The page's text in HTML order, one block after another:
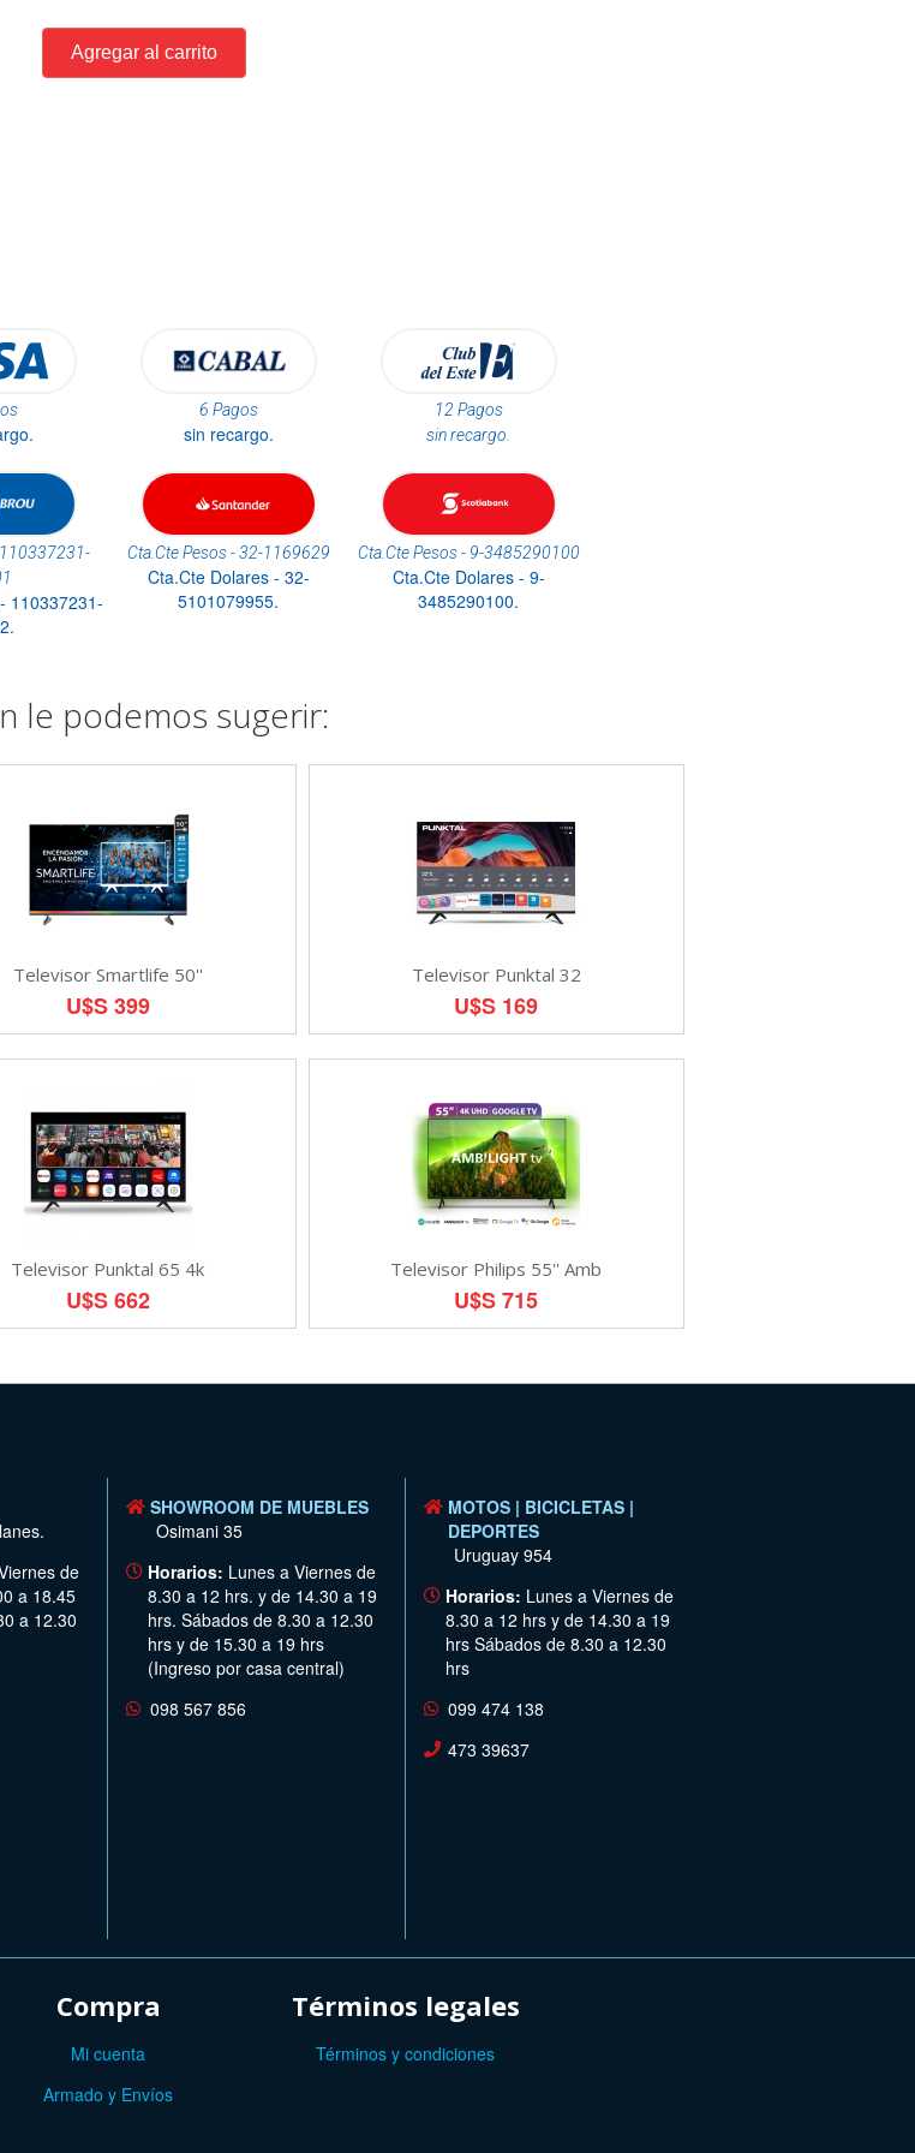
6 Pagos
sin recargo.
12 Pagos
sin recargo.
110337231-
Cta.Cte Pesos - 32-1169629
Cta.Cte Dolares - 32-
5101079955.
Cta.Cte Pesos - 9-3485290100
Cta.Cte Dolares - 9-
3485290100.
le podemos sugerir:
Televisor Smartlife 50''
U$S 399
Televisor Punktal 32
U$S 169
Televisor Punktal 65 4k
U$S 662
Televisor Philips 55'' Amb
U$S 715
de
a 18.45
a 12.30
SHOWROOM DE MUEBLES
Osimani 35
Horarios: Lunes a Viernes de
8.30 a 12 hrs. y de 14.30 a 19
hrs. Sábados de 8.30 a 12.30
hrs y de 15.30 a 19 hrs
(Ingreso por casa central)
098 567 856
MOTOS | BICICLETAS |
DEPORTES
Uruguay 954
Horarios: Lunes a Viernes de
8.30 a 12 hrs y de 14.30 a 19
hrs Sábados de 8.30 a 12.30
hrs
099 474 138
473 39637
Compra
Mi cuenta
Armado y Envíos
Términos legales
Términos y condiciones